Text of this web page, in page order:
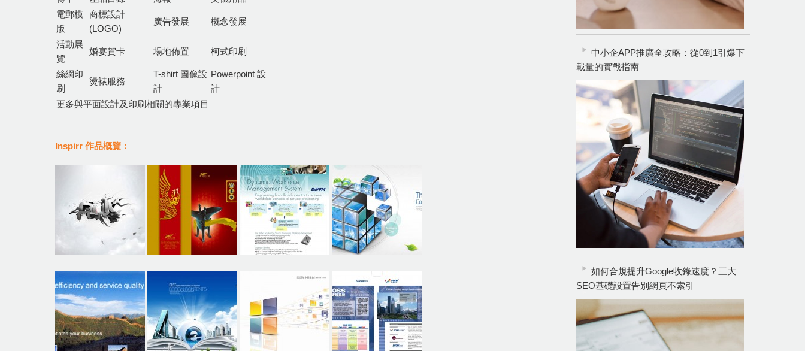
中小企APP推廣全攻略：從0到1引爆下
載量的實戰指南
如何合規提升Google收錄速度？三大
SEO基礎設置告別網頁不索引
電郵模
版
商標設計
(LOGO)
廣告發展 概念發展
活動展
覽
婚宴賀卡 場地佈置 柯式印刷
絲網印
刷
燙裱服務
T-shirt 圖像設
計
Powerpoint 設
計
更多與平面設計及印刷相關的專業項目
Inspirr 作品概覽﹕